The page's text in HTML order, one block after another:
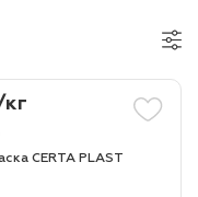
кг
CERTA PLAST